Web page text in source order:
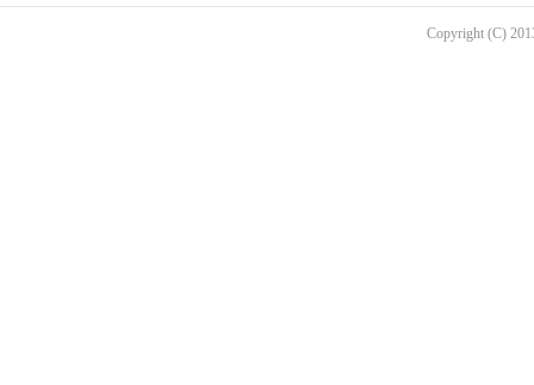
Copyright (C)